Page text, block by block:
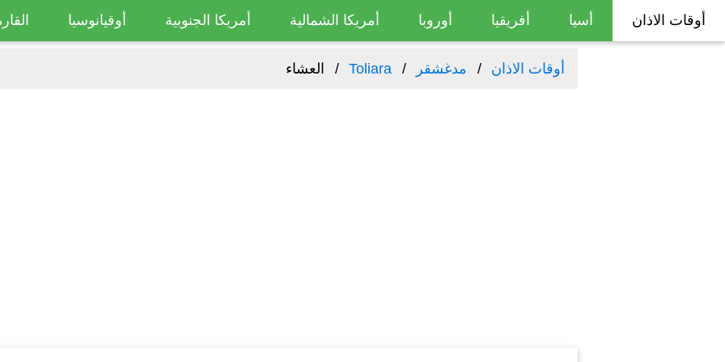
أوقات الاذان أسيا أفريقيا أوروبا أمريكا الشمالية أمريكا الجنوبية أوقيانوسيا
أوقات الاذان مدغشقر Toliara العشاء